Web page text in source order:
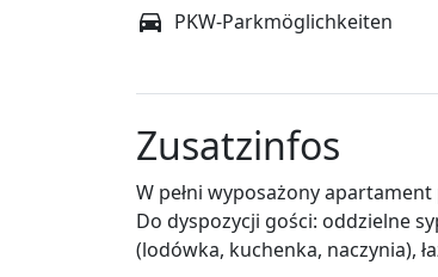
PKW-Parkmöglichkeiten
Zusatzinfos
W pełni wyposażony
Do dyspozycji gości: oddzielne
(lodówka, kuchenka, naczynia),